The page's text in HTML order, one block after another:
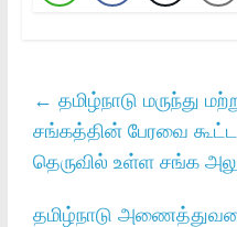
← தமிழ்நாடு மருந்து
சங்கத்தின் பேரவை
தெருவில் உள்ள சங்க
தமிழ்நாடு